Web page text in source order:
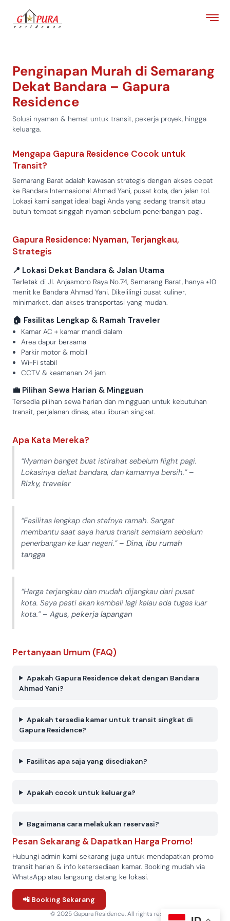
Penginapan Murah di Semarang
Dekat Bandara – Gapura
Residence
Solusi nyaman & hemat untuk transit, pekerja proyek, hingga
keluarga.
Mengapa Gapura Residence Cocok untuk
Transit?
Semarang Barat adalah kawasan strategis dengan akses cepat
ke Bandara Internasional Ahmad Yani, pusat kota, dan jalan tol.
Lokasi kami sangat ideal bagi Anda yang sedang transit atau
butuh tempat singgah nyaman sebelum penerbangan pagi.
Gapura Residence: Nyaman, Terjangkau,
Strategis
📍 Lokasi Dekat Bandara & Jalan Utama
Terletak di Jl. Anjasmoro Raya No.74, Semarang Barat, hanya ±10
menit ke Bandara Ahmad Yani. Dikelilingi pusat kuliner,
minimarket, dan akses transportasi yang mudah.
🏠 Fasilitas Lengkap & Ramah Traveler
Kamar AC + kamar mandi dalam
Area dapur bersama
Parkir motor & mobil
Wi-Fi stabil
CCTV & keamanan 24 jam
💼 Pilihan Sewa Harian & Mingguan
Tersedia pilihan sewa harian dan mingguan untuk kebutuhan
transit, perjalanan dinas, atau liburan singkat.
Apa Kata Mereka?
“Nyaman banget buat istirahat sebelum flight pagi.
Lokasinya dekat bandara, dan kamarnya bersih.” –
Rizky, traveler
“Fasilitas lengkap dan stafnya ramah. Sangat
membantu saat saya harus transit semalam sebelum
penerbangan ke luar negeri.” –Dina, ibu rumah
tangga
“Harga terjangkau dan mudah dijangkau dari pusat
kota. Saya pasti akan kembali lagi kalau ada tugas luar
kota.” –Agus, pekerja lapangan
Pertanyaan Umum (FAQ)
Apakah Gapura Residence dekat dengan Bandara
Ahmad Yani?
Apakah tersedia kamar untuk transit singkat di
Gapura Residence?
Fasilitas apa saja yang disediakan?
Apakah cocok untuk keluarga?
Bagaimana cara melakukan reservasi?
Pesan Sekarang & Dapatkan Harga Promo!
Hubungi admin kami sekarang juga untuk mendapatkan promo
transit harian & info ketersediaan kamar. Booking mudah via
WhatsApp atau langsung datang ke lokasi.
📲 Booking Sekarang
© 2025 Gapura Residence. All rights reserved.